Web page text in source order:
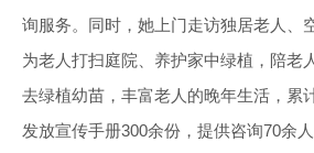
询服务。同时，她上门走访独居老人、
为老人打扫庭院、养护家中绿植，陪老
去绿植幼苗，丰富老人的晚年生活，累
发放宣传手册300余份，提供咨询70余